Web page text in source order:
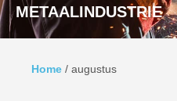
METAALINDUSTRIE
Home / augustus